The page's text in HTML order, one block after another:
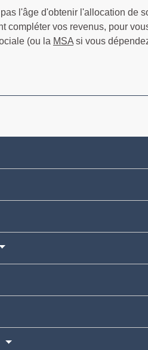
l'âge d'obtenir l'allocation de
compléter vos revenus, pour
(ou la MSAsi vous